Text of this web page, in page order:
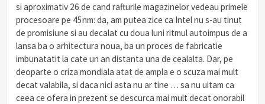
si aproximativ 26 de cand rafturile magazinelor vedeau primele
procesoare pe 45nm: da, am putea zice ca Intel nu s-au tinut
de promisiune si au decalat cu doua luni ritmul autoimpus de a
lansa ba o arhitectura noua, ba un proces de fabricatie
imbunatatit la cate un an distanta una de cealalta. Dar, pe
deoparte o criza mondiala atat de ampla e o scuza mai mult
decat valabila, si daca nici asta nu ar tine … sa nu uitam ca
ceea ce ofera in prezent se descurca mai mult decat onorabil